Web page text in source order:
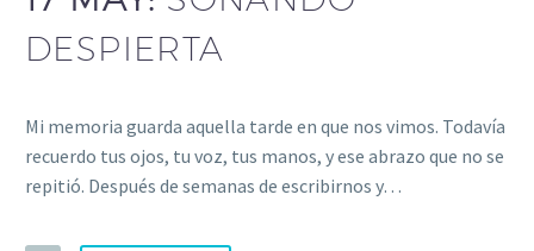
DESPIERTA
Mi memoria guarda aquella tarde en que nos vimos. Todavía
recuerdo tus ojos, tu voz, tus manos, y ese abrazo que no se
repitió. Después de semanas de escribirnos y…